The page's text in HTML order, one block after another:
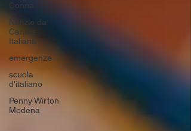
Donna
Notizie da
Caritas
Italiana
emergenze
scuola
d'italiano
Penny Wirton
Modena